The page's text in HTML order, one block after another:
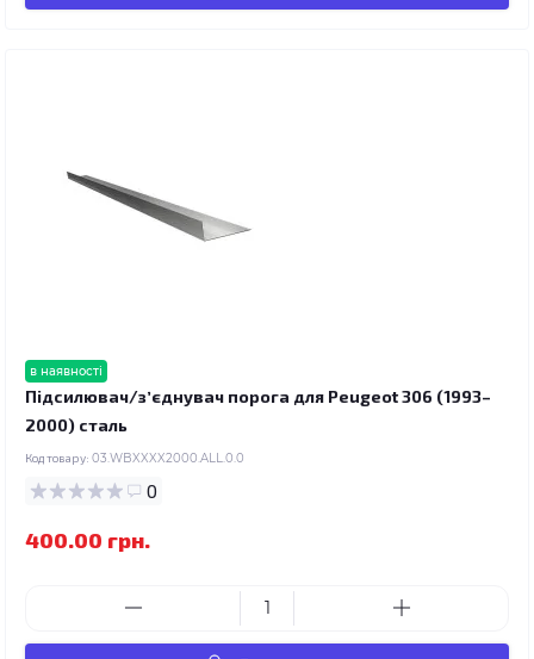
в наявності
Підсилювач/зʼєднувач порога для Peugeot 306 (1993–
2000) сталь
Код товару: 03.WBXXXX2000.ALL.0.0
0
400.00 грн.